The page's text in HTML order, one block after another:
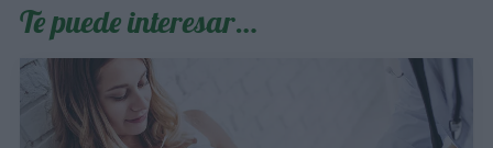
Te puede interesar…